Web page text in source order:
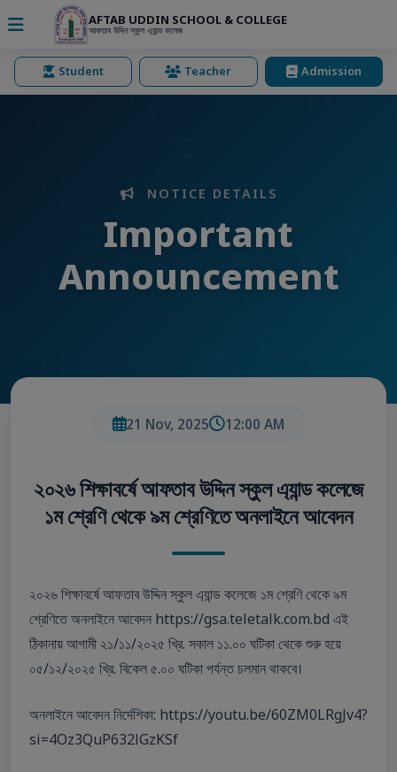
AFTAB UDDIN SCHOOL & COLLEGE
আফতাব উদ্দিন স্কুল এ্যান্ড কলেজ
Student Teacher Admission
NOTICE DETAILS
Important
Announcement
21 Nov, 2025 12:00 AM
২০২৬ শিক্ষাবর্ষে আফতাব উদ্দিন স্কুল এ্যান্ড কলেজে
১ম শ্রেণি থেকে ৯ম শ্রেণিতে অনলাইনে আবেদন
২০২৬ শিক্ষাবর্ষে আফতাব উদ্দিন স্কুল এ্যান্ড কলেজে ১ম শ্রেণি থেকে ৯ম
শ্রেণিতে অনলাইনে আবেদন https://gsa.teletalk.com.bd এই
ঠিকানায় আগামী ২১/১১/২০২৫ খ্রি. সকাল ১১.০০ ঘটিকা থেকে শুরু হয়ে
০৫/১২/২০২৫ খ্রি. বিকেল ৫.০০ ঘটিকা পর্যন্ত চলমান থাকবে।
অনলাইনে আবেদন নির্দেশিকা: https://youtu.be/60ZM0LRgJv4?
si=4Oz3QuP632lGzKSf